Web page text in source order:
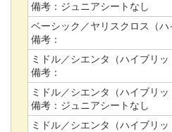
備考： ジュニアシートなし
ベーシック／ヤリスクロス（ハ
備考：
ミドル／シエンタ（ハイブリッ
備考：
ミドル／シエンタ（ハイブリッ
備考： ジュニアシートなし
ミドル／シエンタ（ハイブリッ